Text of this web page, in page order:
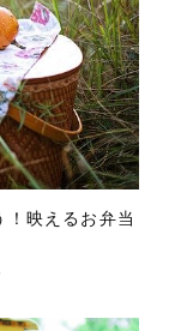
映えるお弁当